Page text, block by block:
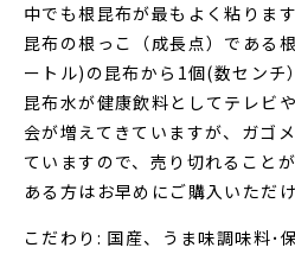
中でも根昆布が最もよく粘ります
昆布の根っこ（成長点）である
ートル)の昆布から1個(数センチ
昆布水が健康飲料としてテレビ
会が増えてきていますが、ガゴ
ていますので、売り切れること
ある方はお早めにご購入いただ
こだわり: 国産、うま味調味料･